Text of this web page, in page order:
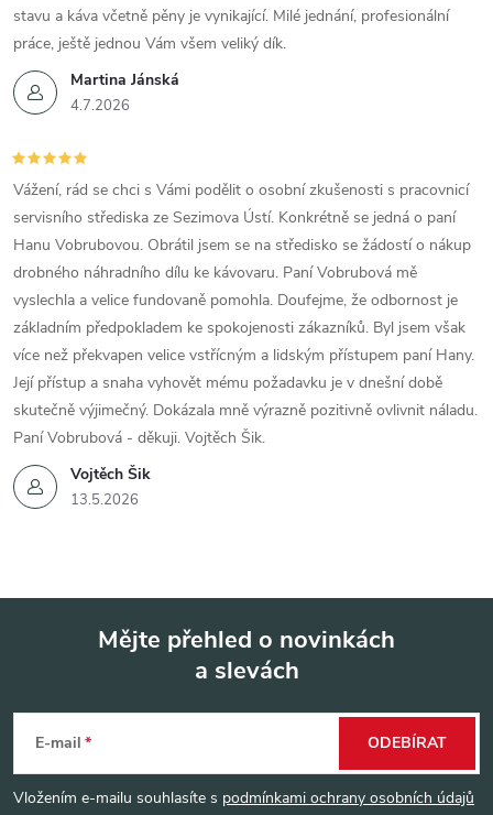
Martina Jánská
4.7.2026
stavu a káva včetně pěny je vynikající. Milé jednání, profesionální
práce, ještě jednou Vám všem veliký dík.
Vojtěch Šik
13.5.2026
Vážení, rád se chci s Vámi podělit o osobní zkušenosti s pracovnicí
servisního střediska ze Sezimova Ústí. Konkrétně se jedná o paní
Hanu Vobrubovou. Obrátil jsem se na středisko se žádostí o nákup
drobného náhradního dílu ke kávovaru. Paní Vobrubová mě
vyslechla a velice fundovaně pomohla. Doufejme, že odbornost je
základním předpokladem ke spokojenosti zákazníků. Byl jsem však
více než překvapen velice vstřícným a lidským přístupem paní Hany.
Její přístup a snaha vyhovět mému požadavku je v dnešní době
skutečně výjimečný. Dokázala mně výrazně pozitivně ovlivnit náladu.
Paní Vobrubová - děkuji. Vojtěch Šik.
p
Mějte přehled o novinkách
a slevách
E-mail
Vložením e-mailu souhlasíte s podmínkami ochrany osobních údajů
ODEBÍRAT